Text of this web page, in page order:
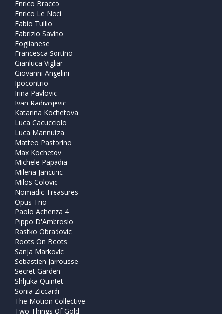
Enrico Bracco
Enrico Le Noci
Fabio Tullio
Fabrizio Savino
Foglianese
Francesca Sortino
Gianluca Vigliar
Giovanni Angelini
Ipocontrio
Irina Pavlovic
Ivan Radivojevic
Katarina Kochetova
Luca Cacucciolo
Luca Mannutza
Matteo Pastorino
Max Kochetov
Michele Papadia
Milena Jancuric
Milos Colovic
Nomadic Treasures
Opus Trio
Paolo Achenza 4
Pippo D'Ambrosio
Rastko Obradovic
Roots On Boots
Sanja Markovic
Sebastien Jarrousse
Secret Garden
Shljuka Quintet
Sonia Ziccardi
The Motion Collective
Two Things Of Gold